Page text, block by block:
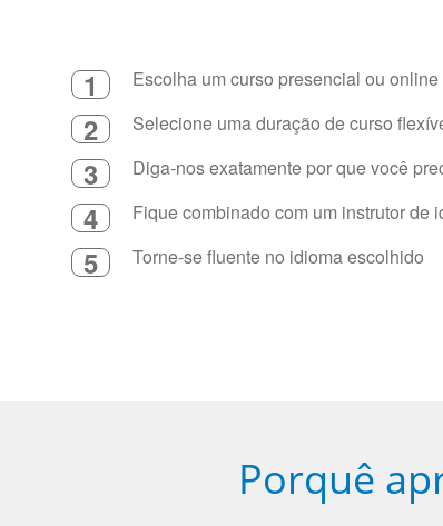
1 Escolha um curso presencial ou online
2 Selecione uma duração de curso
3 Diga-nos exatamente por que você
4 Fique combinado com um instrutor de
5 Torne-se fluente no idioma escolhido
Porquê